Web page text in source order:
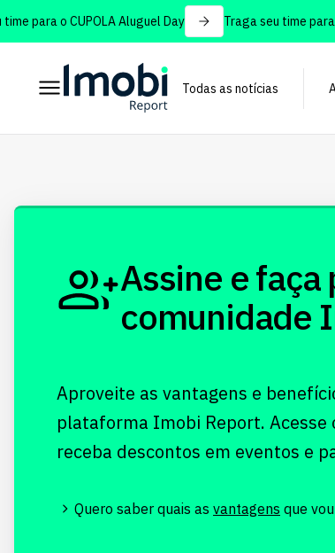
para o CUPOLA Aluguel Day Traga seu time para
Todas as notícias
Assine e faça
comunidade
Aproveite as vantagens e
plataforma Imobi Report. Acesse
receba descontos em eventos e
Quero saber quais as vantagens que